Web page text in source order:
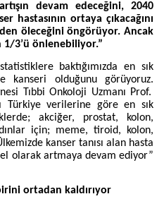
devam edeceğini, 2040
hastasının ortaya çıkacağını
öleceğini öngörüyor. Ancak
3’ü önlenebiliyor.”
baktığımızda en sık
kanseri olduğunu görüyoruz.
Tıbbi Onkoloji Uzmanı Prof.
Türkiye verilerine göre en sık
akciğer, prostat, kolon,
için; meme, tiroid, kolon,
kanser tanısı alan hasta
olarak artmaya devam ediyor”
ortadan kaldırıyor